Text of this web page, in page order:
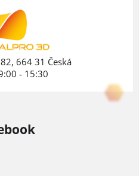
664 31 Česká
- 15:30